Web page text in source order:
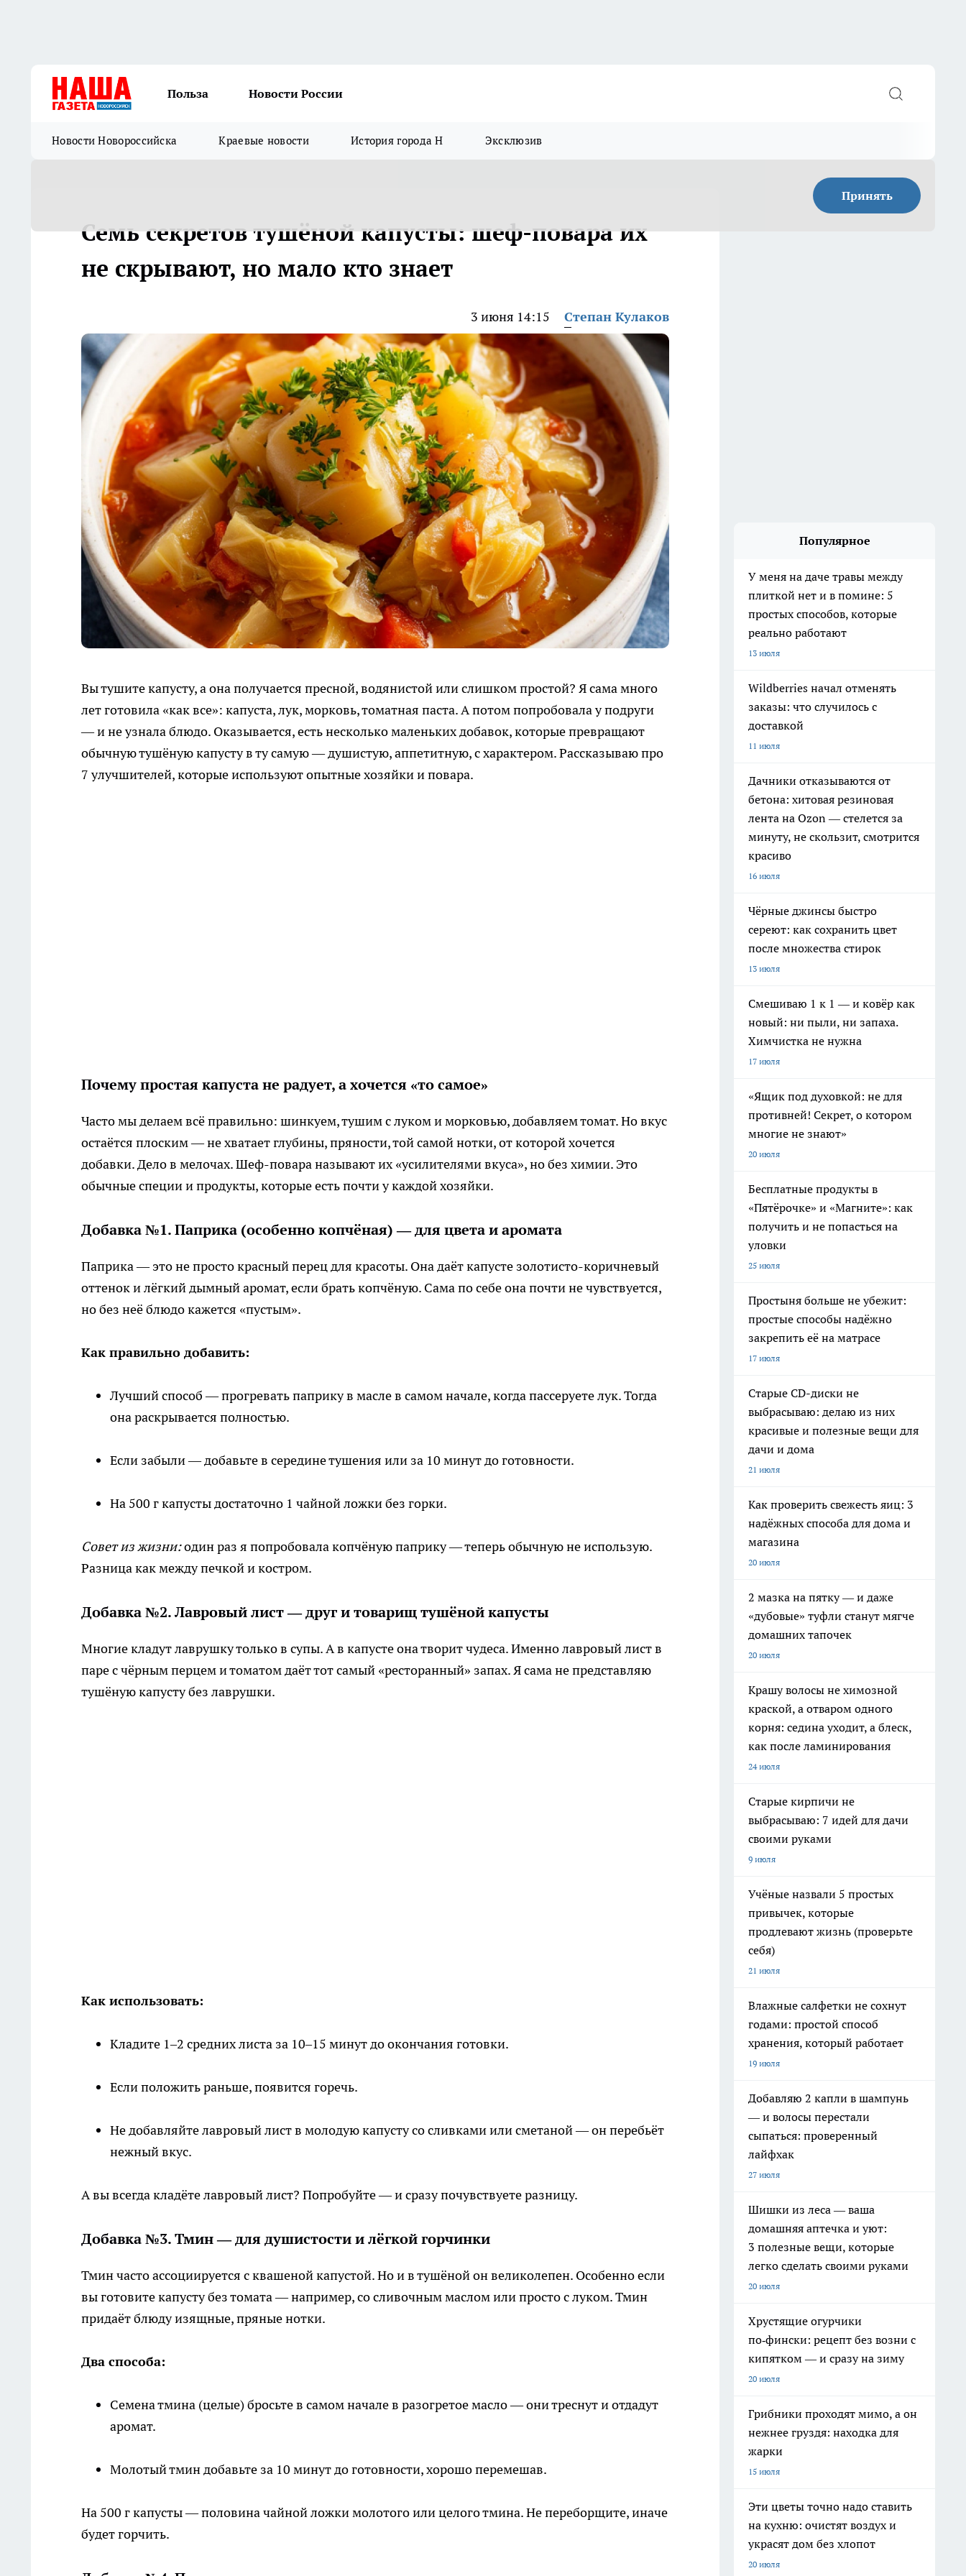
Польза Новости России
Новости Новороссийска Краевые новости История города Н Эксклюзив
Принять
Семь секретов тушёной капусты: шеф-повара их
не скрывают, но мало кто знает
3 июня 14:15 Степан Кулаков
Вы тушите капусту, а она получается пресной, водянистой или слишком простой? Я сама много
лет готовила «как все»: капуста, лук, морковь, томатная паста. А потом попробовала у подруги
— и не узнала блюдо. Оказывается, есть несколько маленьких добавок, которые превращают
обычную тушёную капусту в ту самую — душистую, аппетитную, с характером. Рассказываю про
7 улучшителей, которые используют опытные хозяйки и повара.
Почему простая капуста не радует, а хочется «то самое»
Часто мы делаем всё правильно: шинкуем, тушим с луком и морковью, добавляем томат. Но вкус
остаётся плоским — не хватает глубины, пряности, той самой нотки, от которой хочется
добавки. Дело в мелочах. Шеф-повара называют их «усилителями вкуса», но без химии. Это
обычные специи и продукты, которые есть почти у каждой хозяйки.
Добавка №1. Паприка (особенно копчёная) — для цвета и аромата
Паприка — это не просто красный перец для красоты. Она даёт капусте золотисто-коричневый
оттенок и лёгкий дымный аромат, если брать копчёную. Сама по себе она почти не чувствуется,
но без неё блюдо кажется «пустым».
Как правильно добавить:
Лучший способ — прогревать паприку в масле в самом начале, когда пассеруете лук. Тогда
она раскрывается полностью.
Если забыли — добавьте в середине тушения или за 10 минут до готовности.
На 500 г капусты достаточно 1 чайной ложки без горки.
Совет из жизни:один раз я попробовала копчёную паприку — теперь обычную не использую.
Разница как между печкой и костром.
Добавка №2. Лавровый лист — друг и товарищ тушёной капусты
Многие кладут лаврушку только в супы. А в капусте она творит чудеса. Именно лавровый лист в
паре с чёрным перцем и томатом даёт тот самый «ресторанный» запах. Я сама не представляю
тушёную капусту без лаврушки.
Как использовать:
Кладите 1–2 средних листа за 10–15 минут до окончания готовки.
Если положить раньше, появится горечь.
Не добавляйте лавровый лист в молодую капусту со сливками или сметаной — он перебьёт
нежный вкус.
А вы всегда кладёте лавровый лист? Попробуйте — и сразу почувствуете разницу.
Добавка №3. Тмин — для душистости и лёгкой горчинки
Тмин часто ассоциируется с квашеной капустой. Но и в тушёной он великолепен. Особенно если
вы готовите капусту без томата — например, со сливочным маслом или просто с луком. Тмин
придаёт блюду изящные, пряные нотки.
Два способа:
Семена тмина (целые) бросьте в самом начале в разогретое масло — они треснут и отдадут
аромат.
Молотый тмин добавьте за 10 минут до готовности, хорошо перемешав.
На 500 г капусты — половина чайной ложки молотого или целого тмина. Не переборщите, иначе
будет горчить.
Популярное
У меня на даче травы между
плиткой нет и в помине: 5
простых способов, которые
реально работают
13 июля
Wildberries начал отменять
заказы: что случилось с
доставкой
11 июля
Дачники отказываются от
бетона: хитовая резиновая
лента на Ozon — стелется за
минуту, не скользит, смотрится
красиво
16 июля
Чёрные джинсы быстро
сереют: как сохранить цвет
после множества стирок
13 июля
Смешиваю 1 к 1 — и ковёр как
новый: ни пыли, ни запаха.
Химчистка не нужна
17 июля
«Ящик под духовкой: не для
противней! Секрет, о котором
многие не знают»
20 июля
Бесплатные продукты в
«Пятёрочке» и «Магните»: как
получить и не попасться на
уловки
25 июля
Простыня больше не убежит:
простые способы надёжно
закрепить её на матрасе
17 июля
Старые CD-диски не
выбрасываю: делаю из них
красивые и полезные вещи для
дачи и дома
21 июля
Как проверить свежесть яиц: 3
надёжных способа для дома и
магазина
20 июля
2 мазка на пятку — и даже
«дубовые» туфли станут мягче
домашних тапочек
20 июля
Крашу волосы не химозной
краской, а отваром одного
корня: седина уходит, а блеск,
как после ламинирования
24 июля
Старые кирпичи не
выбрасываю: 7 идей для дачи
своими руками
9 июля
Учёные назвали 5 простых
привычек, которые
продлевают жизнь (проверьте
себя)
21 июля
Влажные салфетки не сохнут
годами: простой способ
хранения, который работает
19 июля
Добавляю 2 капли в шампунь
— и волосы перестали
сыпаться: проверенный
лайфхак
27 июля
Шишки из леса — ваша
домашняя аптечка и уют:
3 полезные вещи, которые
легко сделать своими руками
20 июля
Хрустящие огурчики
по‑фински: рецепт без возни с
кипятком — и сразу на зиму
20 июля
Грибники проходят мимо, а он
нежнее груздя: находка для
жарки
15 июля
Эти цветы точно надо ставить
на кухню: очистят воздух и
украсят дом без хлопот
20 июля